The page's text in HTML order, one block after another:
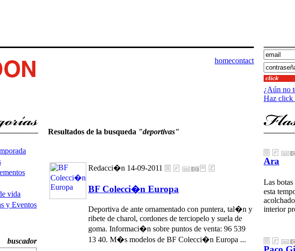
homecontact
¿Aún no
Haz click
vida
y Eventos
buscador
Ara
Las
esta
interior
Resultados de la busqueda "deportivas"
Redacci�n 14-09-2011
BF Colecci�n Europa
Deportiva de ante ornamentado con puntera, tal�n y
ribete de charol, cordones de terciopelo y suela de
goma. Informaci�n sobre puntos de venta: 96 539
13 40. M�s modelos de BF Colecci�n Europa ...